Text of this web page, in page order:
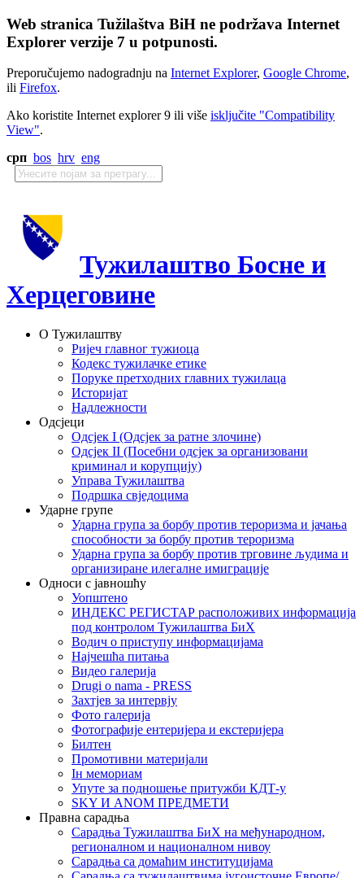
Web stranica Tužilaštva BiH ne podržava Internet
Explorer verzije 7 u potpunosti.
Preporučujemo nadogradnju na Internet Explorer, Google Chrome,
ili Firefox.
Ako koristite Internet explorer 9 ili više isključite "Compatibility
View".
срп bos hrv eng
Тужилаштво Босне и
Херцеговине
О Тужилаштву
Ријеч главног тужиоца
Кодекс тужилачке етике
Поруке претходних главних тужилаца
Историјат
Надлежности
Одсјеци
Одсјек I (Одсјек за ратне злочине)
Одсјек II (Посебни одсјек за организовани
криминал и корупцију)
Управа Тужилаштва
Подршка свједоцима
Ударне групе
Ударна група за борбу против тероризма и јачања
способности за борбу против тероризма
Ударна група за борбу против трговине људима и
организиране илегалне имиграције
Односи с јавношћу
Уопштено
ИНДЕКС РЕГИСТАР расположивих информација
под контролом Тужилаштва БиХ
Водич о приступу информацијама
Најчешћа питања
Видео галерија
Drugi o nama - PRESS
Захтјев за интервју
Фото галерија
Фотографије ентеријера и екстеријера
Билтен
Промотивни материјали
Iн мемориам
Упуте за подношење притужби КДТ-у
SKY И ANOM ПРЕДМЕТИ
Правна сарадња
Сарадња Тужилаштва БиХ на међународном,
регионалном и националном нивоу
Сарадња са домаћим институцијама